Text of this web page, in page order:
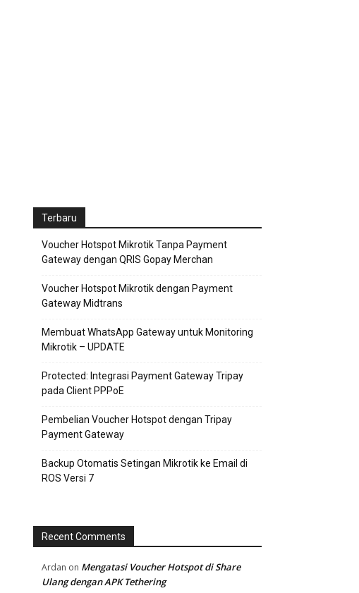
Terbaru
Voucher Hotspot Mikrotik Tanpa Payment
Gateway dengan QRIS Gopay Merchan
Voucher Hotspot Mikrotik dengan Payment
Gateway Midtrans
Membuat WhatsApp Gateway untuk Monitoring
Mikrotik – UPDATE
Protected: Integrasi Payment Gateway Tripay
pada Client PPPoE
Pembelian Voucher Hotspot dengan Tripay
Payment Gateway
Backup Otomatis Setingan Mikrotik ke Email di
ROS Versi 7
Recent Comments
Ardan on Mengatasi Voucher Hotspot di Share
Ulang dengan APK Tethering